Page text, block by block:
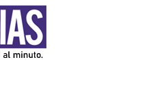
minuto